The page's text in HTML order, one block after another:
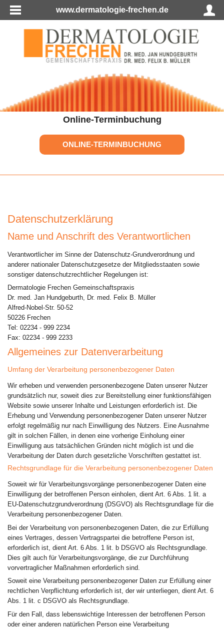
www.dermatologie-frechen.de
Online-Terminbuchung
ONLINE-TERMINBUCHUNG
Datenschutzerklärung
Name und Anschrift des Verantwortlichen
Verantwortlicher im Sinne der Datenschutz-Grundverordnung und
anderer nationaler Datenschutzgesetze der Mitgliedsstaaten sowie
sonstiger datenschutzrechtlicher Regelungen ist:
Dermatologie Frechen Gemeinschaftspraxis
Dr. med. Jan Hundgeburth, Dr. med. Felix B. Müller
Alfred-Nobel-Str. 50-52
50226 Frechen
Tel: 02234 - 999 2234
Fax: 02234 - 999 2233
Allgemeines zur Datenverarbeitung
Umfang der Verarbeitung personenbezogener Daten
Wir erheben und verwenden personenbezogene Daten unserer Nutzer
grundsätzlich nur, soweit dies zur Bereitstellung einer funktionsfähigen
Website sowie unserer Inhalte und Leistungen erforderlich ist. Die
Erhebung und Verwendung personenbezogener Daten unserer Nutzer
erfolgt regelmäßig nur nach Einwilligung des Nutzers. Eine Ausnahme
gilt in solchen Fällen, in denen eine vorherige Einholung einer
Einwilligung aus tatsächlichen Gründen nicht möglich ist und die
Verarbeitung der Daten durch gesetzliche Vorschriften gestattet ist.
Rechtsgrundlage für die Verarbeitung personenbezogener Daten
Soweit wir für Verarbeitungsvorgänge personenbezogener Daten eine
Einwilligung der betroffenen Person einholen, dient Art. 6 Abs. 1 lit. a
EU-Datenschutzgrundverordnung (DSGVO) als Rechtsgrundlage für die
Verarbeitung personenbezogener Daten.
Bei der Verarbeitung von personenbezogenen Daten, die zur Erfüllung
eines Vertrages, dessen Vertragspartei die betroffene Person ist,
erforderlich ist, dient Art. 6 Abs. 1 lit. b DSGVO als Rechtsgrundlage.
Dies gilt auch für Verarbeitungsvorgänge, die zur Durchführung
vorvertraglicher Maßnahmen erforderlich sind.
Soweit eine Verarbeitung personenbezogener Daten zur Erfüllung einer
rechtlichen Verpflichtung erforderlich ist, der wir unterliegen, dient Art. 6
Abs. 1 lit. c DSGVO als Rechtsgrundlage.
Für den Fall, dass lebenswichtige Interessen der betroffenen Person
oder einer anderen natürlichen Person eine Verarbeitung